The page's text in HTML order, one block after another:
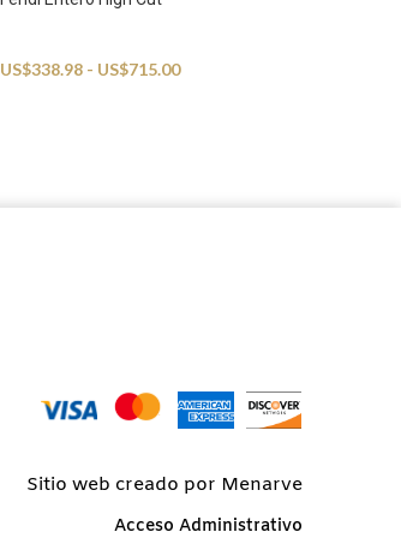
US$338.98 - US$715.00
Sitio web creado por Menarve
Acceso Administrativo